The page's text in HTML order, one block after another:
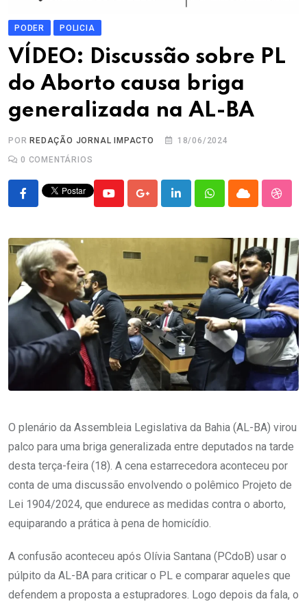
PODER POLICIA
VÍDEO: Discussão sobre PL
do Aborto causa briga
generalizada na AL-BA
POR REDAÇÃO JORNAL IMPACTO
18/06/2024
0 COMENTÁRIOS
YoutubeGoogle+LinkedInWhatsappCloud
O plenário da Assembleia Legislativa da Bahia (AL-BA) virou
palco para uma briga generalizada entre deputados na tarde
desta terça-feira (18). A cena estarrecedora aconteceu por
conta de uma discussão envolvendo o polêmico Projeto de
Lei 1904/2024, que endurece as medidas contra o aborto,
equiparando a prática à pena de homicídio.
A confusão aconteceu após Olívia Santana (PCdoB) usar o
púlpito da AL-BA para criticar o PL e comparar aqueles que
defendem a proposta a estupradores. Logo depois da fala, o